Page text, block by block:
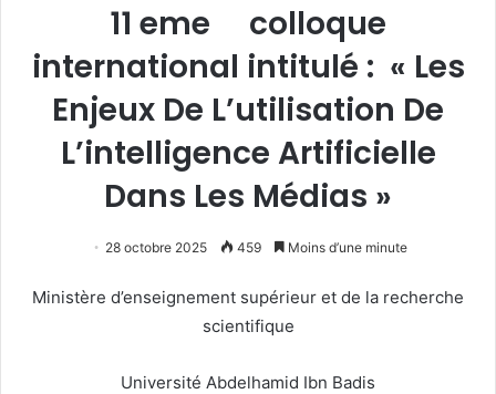
11 eme colloque
international intitulé : « Les
Enjeux De L’utilisation De
L’intelligence Artificielle
Dans Les Médias »
28 octobre 2025 459 Moins d’une minute
Ministère d’enseignement supérieur et de la recherche
scientifique
Université Abdelhamid Ibn Badis